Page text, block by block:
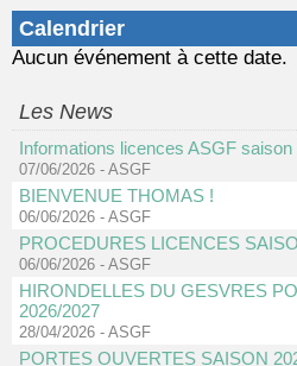
Calendrier
Aucun événement à cette date.
Les News
Informations licences ASGF saison
07/06/2026 - ASGF
BIENVENUE THOMAS !
06/06/2026 - ASGF
PROCEDURES LICENCES
06/06/2026 - ASGF
HIRONDELLES DU GESVRES
2026/2027
28/04/2026 - ASGF
PORTES OUVERTES SAISON